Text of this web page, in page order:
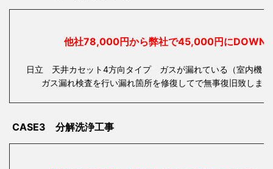
他社78,000円から弊社で45,000円にDOWN
日立 天井カセット4方向タイプ ガスが漏れている（室内機・
ガス漏れ検査を行い漏れ箇所を修復してで無事復旧致しま
CASE3 分解洗浄工事